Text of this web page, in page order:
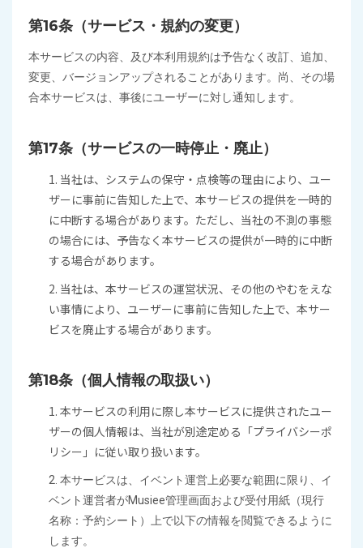
第16条（サービス・規約の変更）
本サービスの内容、及び本利用規約は予告なく改訂、追加、
変更、バージョンアップされることがあります。尚、その場
合本サービスは、事後にユーザーに対し通知します。
第17条（サービスの一時停止・廃止）
1. 当社は、システムの保守・点検等の理由により、ユー
ザーに事前に告知した上で、本サービスの提供を一時的
に中断する場合があります。ただし、当社の不測の事態
の場合には、予告なく本サービスの提供が一時的に中断
する場合があります。
2. 当社は、本サービスの運営状況、その他のやむをえな
い事情により、ユーザーに事前に告知した上で、本サー
ビスを廃止する場合があります。
第18条（個人情報の取扱い）
1. 本サービスの利用に際し本サービスに提供されたユー
ザーの個人情報は、当社が別途定める「プライバシーポ
リシー」に従い取り扱います。
2. 本サービスは、イベント運営上必要な範囲に限り、イ
ベント運営者がMusiee管理画面および受付用紙（現行
名称：予約シート）上で以下の情報を閲覧できるように
します。